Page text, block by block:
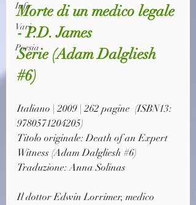
Info
Vari
Poesia
Morte di un medico legale
- P.D. James
Serie (Adam Dalgliesh
#6)
Italiano | 2009 | 262 pagine  (ISBN13:
9780571204205)
Titolo originale: Death of an Expert
Witness (Adam Dalgliesh #6)
Traduzione: Anna Solinas
Il dottor Edwin Lorrimer, medico